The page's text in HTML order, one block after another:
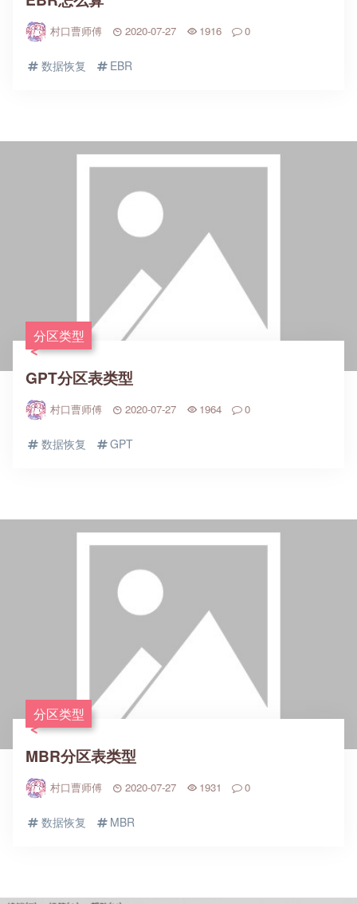
村口曹师傅 2020-07-27 1916 0
数据恢复 EBR
分区类型
GPT分区表类型
村口曹师傅 2020-07-27 1964 0
数据恢复 GPT
分区类型
MBR分区表类型
村口曹师傅 2020-07-27 1931 0
数据恢复 MBR